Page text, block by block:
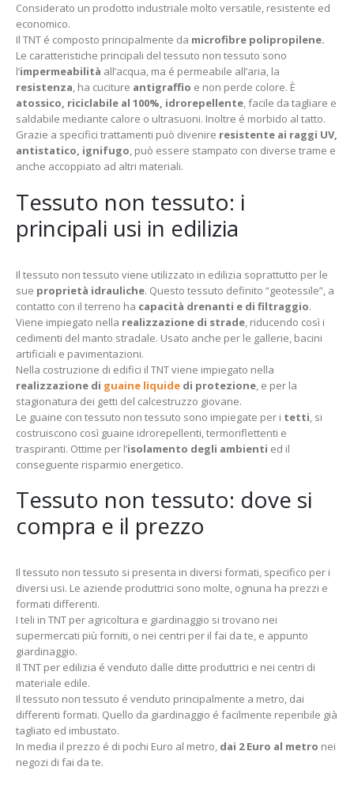
Considerato un prodotto industriale molto versatile, resistente ed
economico.
Il TNT é composto principalmente da microfibre polipropilene.
Le caratteristiche principali del tessuto non tessuto sono
l’impermeabilità all’acqua, ma é permeabile all’aria, la
resistenza, ha cuciture antigraffio e non perde colore. È
atossico, riciclabile al 100%, idrorepellente, facile da tagliare e
saldabile mediante calore o ultrasuoni. Inoltre é morbido al tatto.
Grazie a specifici trattamenti può divenire resistente ai raggi UV,
antistatico, ignifugo, può essere stampato con diverse trame e
anche accoppiato ad altri materiali.
Tessuto non tessuto: i
principali usi in edilizia
Il tessuto non tessuto viene utilizzato in edilizia soprattutto per le
sue proprietà idrauliche. Questo tessuto definito “geotessile”, a
contatto con il terreno ha capacità drenanti e di filtraggio.
Viene impiegato nella realizzazione di strade , riducendo così i
cedimenti del manto stradale. Usato anche per le gallerie, bacini
artificiali e pavimentazioni.
Nella costruzione di edifici il TNT viene impiegato nella
realizzazione di guaine liquide di protezione , e per la
stagionatura dei getti del calcestruzzo giovane.
Le guaine con tessuto non tessuto sono impiegate per i tetti , si
costruiscono così guaine idrorepellenti, termoriflettenti e
traspiranti. Ottime per l’isolamento degli ambienti ed il
conseguente risparmio energetico.
Tessuto non tessuto: dove si
compra e il prezzo
Il tessuto non tessuto si presenta in diversi formati, specifico per i
diversi usi. Le aziende produttrici sono molte, ognuna ha prezzi e
formati differenti.
I teli in TNT per agricoltura e giardinaggio si trovano nei
supermercati più forniti, o nei centri per il fai da te, e appunto
giardinaggio.
Il TNT per edilizia é venduto dalle ditte produttrici e nei centri di
materiale edile.
Il tessuto non tessuto é venduto principalmente a metro, dai
differenti formati. Quello da giardinaggio é facilmente reperibile già
tagliato ed imbustato.
In media il prezzo é di pochi Euro al metro, dai 2 Euro al metro nei
negozi di fai da te.